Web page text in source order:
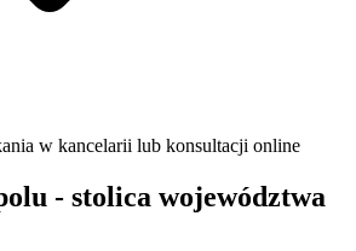
w kancelarii lub konsultacji online
- stolica województwa